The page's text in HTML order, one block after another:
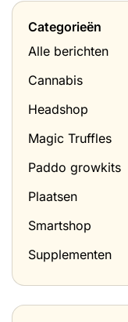
Categorieën
Alle berichten
Cannabis
Headshop
Magic Truffles
Paddo growkits
Plaatsen
Smartshop
Supplementen